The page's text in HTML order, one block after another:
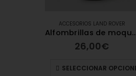
ACCESORIOS LAND ROVER
Alfombrillas de moqueta Land Rover
26,00€
SELECCIONAR